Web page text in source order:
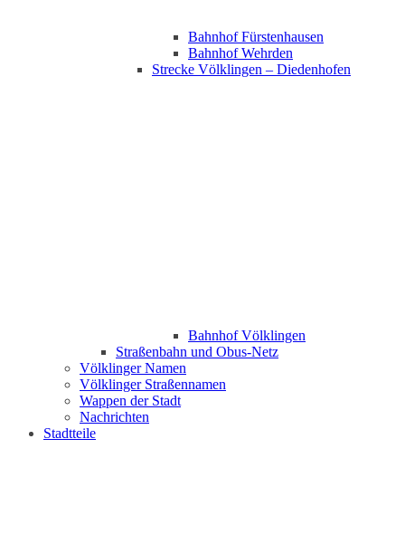
Bahnhof Fürstenhausen
Bahnhof Wehrden
Strecke Völklingen – Diedenhofen
Bahnhof Völklingen
Straßenbahn und Obus-Netz
Völklinger Namen
Völklinger Straßennamen
Wappen der Stadt
Nachrichten
Stadtteile